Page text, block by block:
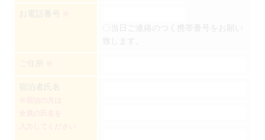
お電話番号
〇当日ご連絡のつく携帯番号をお願い
致します。
ご住所
宿泊者氏名